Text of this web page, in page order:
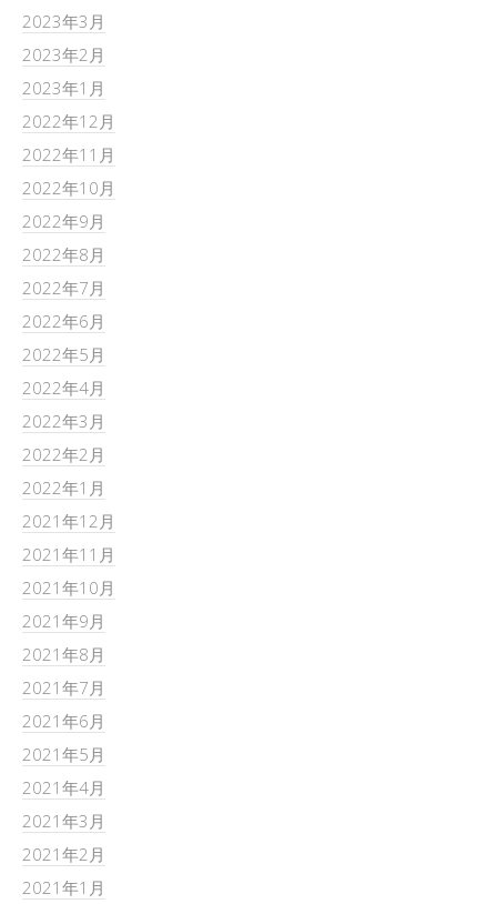
2023年3月
2023年2月
2023年1月
2022年12月
2022年11月
2022年10月
2022年9月
2022年8月
2022年7月
2022年6月
2022年5月
2022年4月
2022年3月
2022年2月
2022年1月
2021年12月
2021年11月
2021年10月
2021年9月
2021年8月
2021年7月
2021年6月
2021年5月
2021年4月
2021年3月
2021年2月
2021年1月